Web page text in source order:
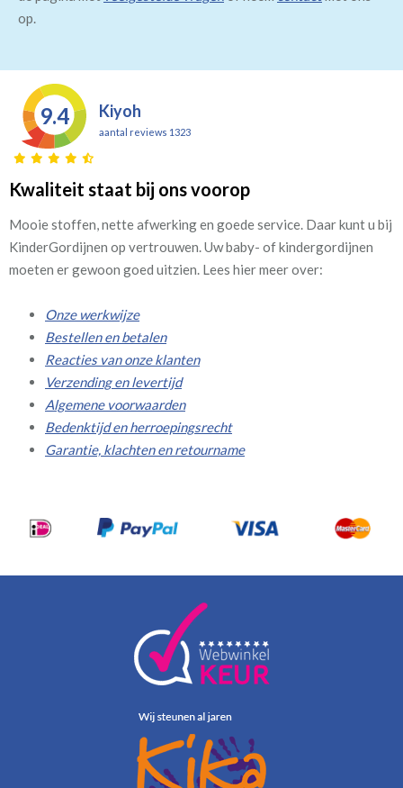
op.
9.4 Kiyoh
aantal reviews 1323
Kwaliteit staat bij ons voorop
Mooie stoffen, nette afwerking en goede service. Daar kunt u bij
KinderGordijnen op vertrouwen. Uw baby- of kindergordijnen
moeten er gewoon goed uitzien. Lees hier meer over:
Onze werkwijze
Bestellen en betalen
Reacties van onze klanten
Verzending en levertijd
Algemene voorwaarden
Bedenktijd en herroepingsrecht
Garantie, klachten en retourname